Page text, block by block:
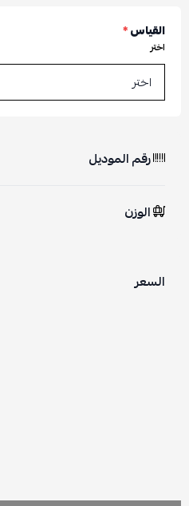
القياس*
اختر
رقم الموديل
الوزن
السعر